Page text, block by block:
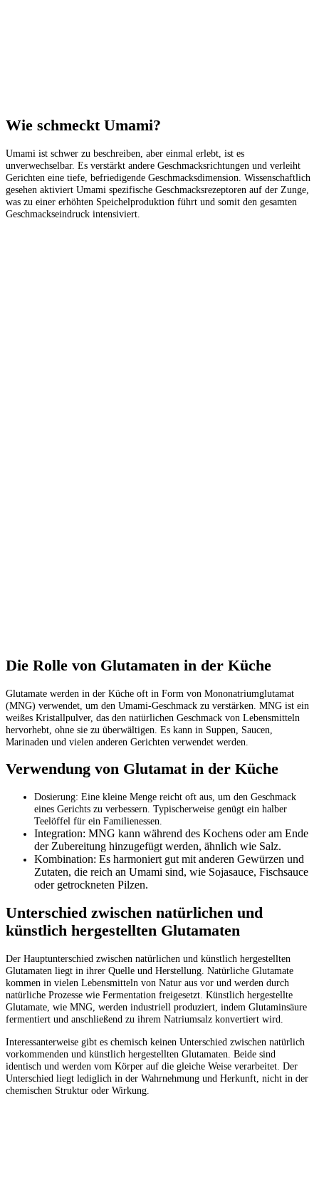
Wie schmeckt Umami?
Umami ist schwer zu beschreiben, aber einmal erlebt, ist es
unverwechselbar. Es verstärkt andere Geschmacksrichtungen und verleiht
Gerichten eine tiefe, befriedigende Geschmacksdimension. Wissenschaftlich
gesehen aktiviert Umami spezifische Geschmacksrezeptoren auf der Zunge,
was zu einer erhöhten Speichelproduktion führt und somit den gesamten
Geschmackseindruck intensiviert.
Die Rolle von Glutamaten in der Küche
Glutamate werden in der Küche oft in Form von Mononatriumglutamat
(MNG) verwendet, um den Umami-Geschmack zu verstärken. MNG ist ein
weißes Kristallpulver, das den natürlichen Geschmack von Lebensmitteln
hervorhebt, ohne sie zu überwältigen. Es kann in Suppen, Saucen,
Marinaden und vielen anderen Gerichten verwendet werden.
Verwendung von Glutamat in der Küche
Dosierung: Eine kleine Menge reicht oft aus, um den Geschmack
eines Gerichts zu verbessern. Typischerweise genügt ein halber
Teelöffel für ein Familienessen.
Integration: MNG kann während des Kochens oder am Ende
der Zubereitung hinzugefügt werden, ähnlich wie Salz.
Kombination: Es harmoniert gut mit anderen Gewürzen und
Zutaten, die reich an Umami sind, wie Sojasauce, Fischsauce
oder getrockneten Pilzen.
Unterschied zwischen natürlichen und
künstlich hergestellten Glutamaten
Der Hauptunterschied zwischen natürlichen und künstlich hergestellten
Glutamaten liegt in ihrer Quelle und Herstellung. Natürliche Glutamate
kommen in vielen Lebensmitteln von Natur aus vor und werden durch
natürliche Prozesse wie Fermentation freigesetzt. Künstlich hergestellte
Glutamate, wie MNG, werden industriell produziert, indem Glutaminsäure
fermentiert und anschließend zu ihrem Natriumsalz konvertiert wird.
Interessanterweise gibt es chemisch keinen Unterschied zwischen natürlich
vorkommenden und künstlich hergestellten Glutamaten. Beide sind
identisch und werden vom Körper auf die gleiche Weise verarbeitet. Der
Unterschied liegt lediglich in der Wahrnehmung und Herkunft, nicht in der
chemischen Struktur oder Wirkung.